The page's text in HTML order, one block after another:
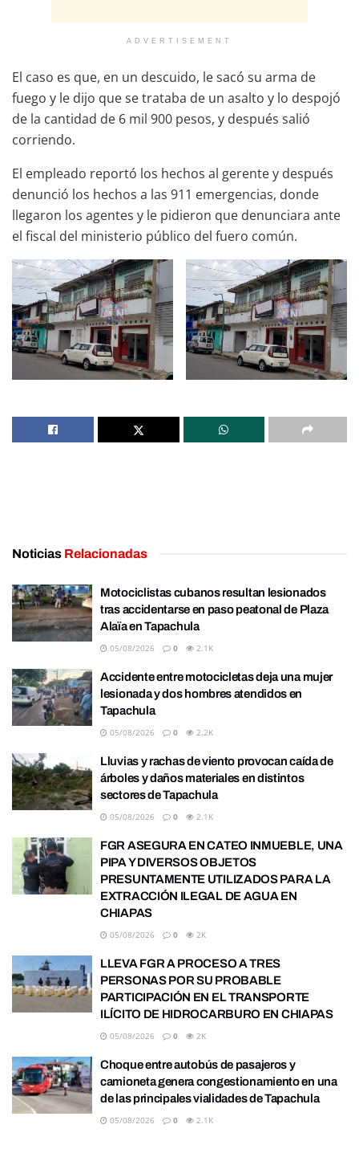
ADVERTISEMENT
El caso es que, en un descuido, le sacó su arma de
fuego y le dijo que se trataba de un asalto y lo despojó
de la cantidad de 6 mil 900 pesos, y después salió
corriendo.
El empleado reportó los hechos al gerente y después
denunció los hechos a las 911 emergencias, donde
llegaron los agentes y le pidieron que denunciara ante
el fiscal del ministerio público del fuero común.
Noticias Relacionadas
Motociclistas cubanos resultan lesionados
tras accidentarse en paso peatonal de Plaza
Alaïa en Tapachula
05/08/2026 0 2.1K
Accidente entre motocicletas deja una mujer
lesionada y dos hombres atendidos en
Tapachula
05/08/2026 0 2.2K
Lluvias y rachas de viento provocan caída de
árboles y daños materiales en distintos
sectores de Tapachula
05/08/2026 0 2.1K
FGR ASEGURA EN CATEO INMUEBLE, UNA
PIPA Y DIVERSOS OBJETOS
PRESUNTAMENTE UTILIZADOS PARA LA
EXTRACCIÓN ILEGAL DE AGUA EN
CHIAPAS
05/08/2026 0 2K
LLEVA FGR A PROCESO A TRES
PERSONAS POR SU PROBABLE
PARTICIPACIÓN EN EL TRANSPORTE
ILÍCITO DE HIDROCARBURO EN CHIAPAS
05/08/2026 0 2K
Choque entre autobús de pasajeros y
camioneta genera congestionamiento en una
de las principales vialidades de Tapachula
05/08/2026 0 2.1K